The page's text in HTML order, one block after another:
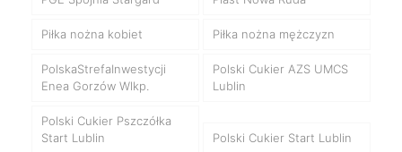
Piłka nożna kobiet Piłka nożna mężczyzn
PolskaStrefaInwestycji
Enea Gorzów Wlkp.
Polski Cukier AZS UMCS
Lublin
Polski Cukier Pszczółka
Start Lublin
Polski Cukier Start Lublin